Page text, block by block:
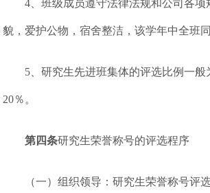
4、班级成员遵守法律法规和公司各
貌，爱护公物，宿舍整洁，该学年中全班
5、研究生先进班集体的评选比例一般
20％。
第四条研究生荣誉称号的评选程序
（一）组织领导：研究生荣誉称号评